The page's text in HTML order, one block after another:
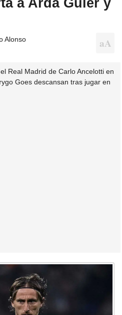
Alonso
Real Madrid de Carlo Ancelotti en
Goes descansan tras jugar en